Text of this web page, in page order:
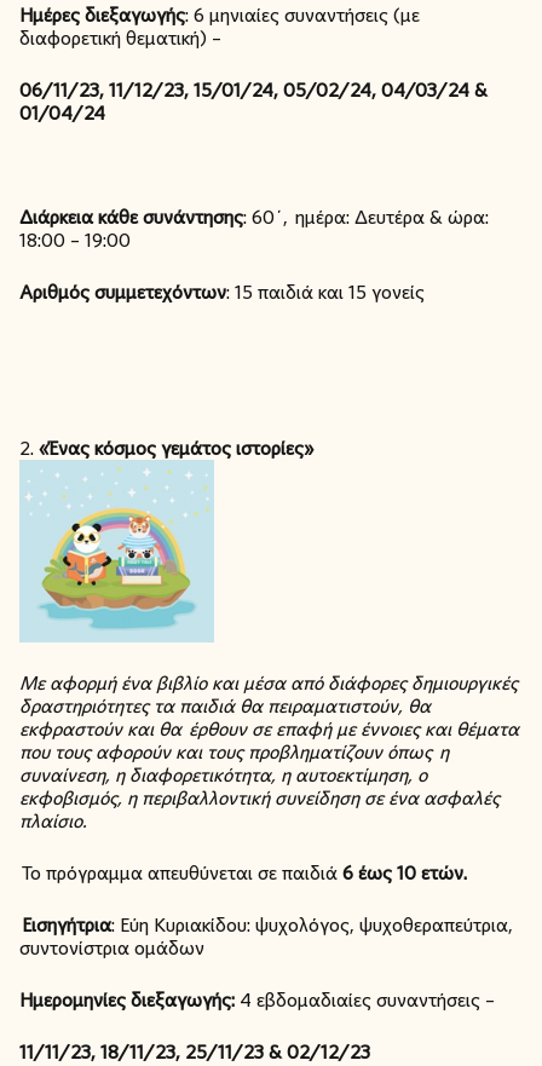
Ημέρες διεξαγωγής: 6 μηνιαίες συναντήσεις (με
διαφορετική θεματική) –
06/11/23, 11/12/23, 15/01/24, 05/02/24, 04/03/24 &
01/04/24
Διάρκεια κάθε συνάντησης: 60΄, ημέρα: Δευτέρα & ώρα:
18:00 – 19:00
Αριθμός συμμετεχόντων: 15 παιδιά και 15 γονείς
2.«Ένας κόσμος γεμάτος ιστορίες»
Με αφορμή ένα βιβλίο και μέσα από διάφορες δημιουργικές
δραστηριότητες τα παιδιά θα πειραματιστούν, θα
εκφραστούν και θα έρθουν σε επαφή με έννοιες και θέματα
που τους αφορούν και τους προβληματίζουν όπως η
συναίνεση, η διαφορετικότητα, η αυτοεκτίμηση, ο
εκφοβισμός, η περιβαλλοντική συνείδηση σε ένα ασφαλές
πλαίσιο.
Το πρόγραμμα απευθύνεται σε παιδιά6 έως 10 ετών.
Εισηγήτρια: Εύη Κυριακίδου: ψυχολόγος, ψυχοθεραπεύτρια,
συντονίστρια ομάδων
Ημερομηνίες διεξαγωγής: 4 εβδομαδιαίες συναντήσεις –
11/11/23, 18/11/23, 25/11/23 & 02/12/23